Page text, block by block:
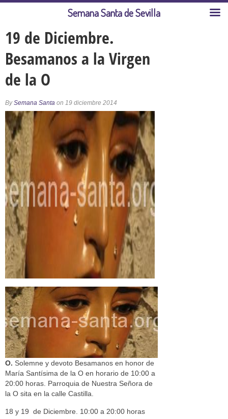
19 de Diciembre.
Besamanos a la Virgen
de la O
BySemana Santa on 19 diciembre 2014
O. Solemne y devoto Besamanos en honor de
María Santísima de la O en horario de 10:00 a
20:00 horas. Parroquia de Nuestra Señora de
la O sita en la calle Castilla.
18 y 19 de Diciembre. 10:00 a 20:00 horas
Semana Santa de Sevilla